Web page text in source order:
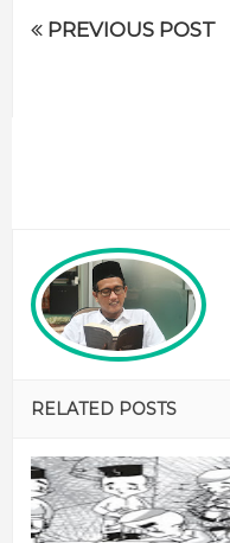
PREVIOUS POST
RELATED POSTS